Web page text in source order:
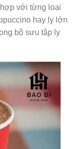
với từng loại
hay ly lớn
bộ sưu tập ly